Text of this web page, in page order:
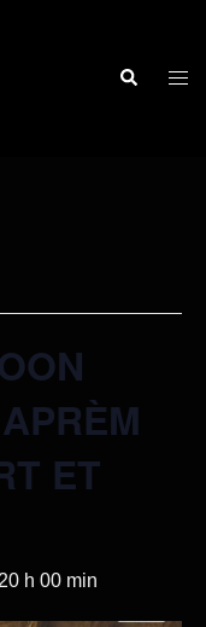
ET
20 h 00 min